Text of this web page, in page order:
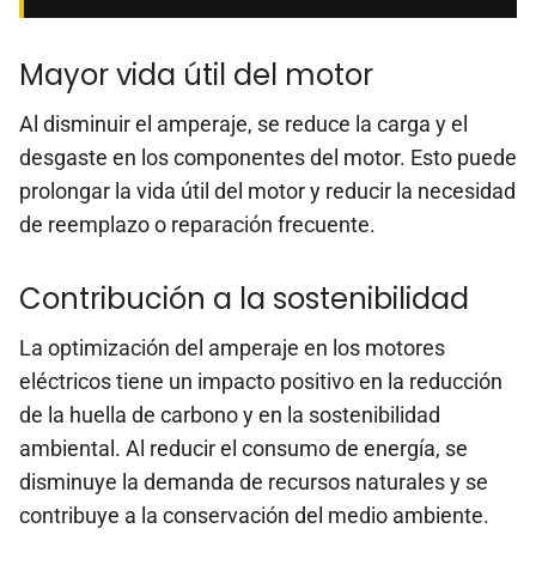
Mayor vida útil del motor
Al disminuir el amperaje, se reduce la carga y el
desgaste en los componentes del motor. Esto puede
prolongar la vida útil del motor y reducir la necesidad
de reemplazo o reparación frecuente.
Contribución a la sostenibilidad
La optimización del amperaje en los motores
eléctricos tiene un impacto positivo en la reducción
de la huella de carbono y en la sostenibilidad
ambiental. Al reducir el consumo de energía, se
disminuye la demanda de recursos naturales y se
contribuye a la conservación del medio ambiente.